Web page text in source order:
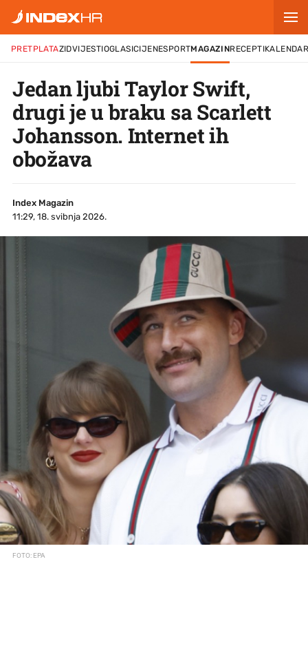
PRETPLATAZIDVIJESTIOGLASICIJENESPORTMAGAZINRECEPTI
Jedan ljubi Taylor Swift,
drugi je u braku sa Scarlett
Johansson. Internet ih
obožava
Index Magazin
11:29, 18. svibnja 2026.
FOTO: EPA